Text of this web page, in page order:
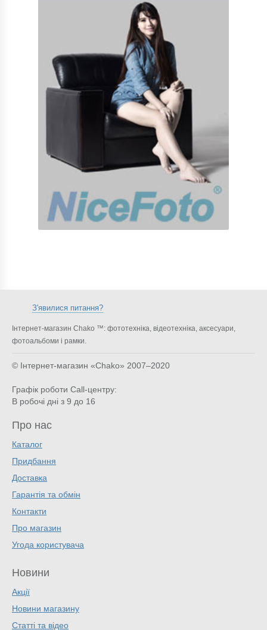
З'явилися питання?
Інтернет-магазин Chako ™: фототехніка, відеотехніка, аксесуари,
фотоальбоми і рамки.
© Інтернет-магазин «Chako» 2007–2020
Графік роботи Call-центру:
В робочі дні з 9 до 16
Про нас
Каталог
Придбання
Доставка
Гарантія та обмін
Контакти
Про магазин
Угода користувача
Новини
Акції
Новини магазину
Статті та відео